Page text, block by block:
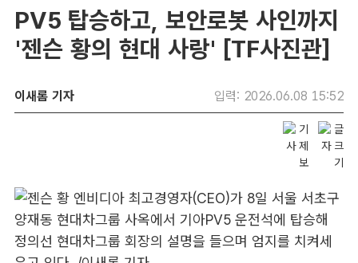
PV5 탑승하고, 보안로봇 사인까지
'젠슨 황의 현대 사랑' [TF사진관]
이새롬 기자 입력: 2026.06.08 15:52